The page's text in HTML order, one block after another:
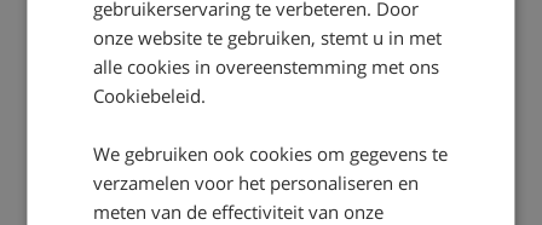
Wilt u meer weten over wat wij juridisch gezien kunnen
doen om bij een whiplash, letselschade voor u te
verhalen? Neem dan contact op via telefoonnummer:
Nationaal Keurmerk Letselschade
Ruim 35 jaar ervaring door heel Nederland
gebruikerservaring te verbeteren. Door
onze website te gebruiken, stemt u in met
alle cookies in overeenstemming met ons
Cookiebeleid.
We gebruiken ook cookies om gegevens te
verzamelen voor het personaliseren en
meten van de effectiviteit van onze